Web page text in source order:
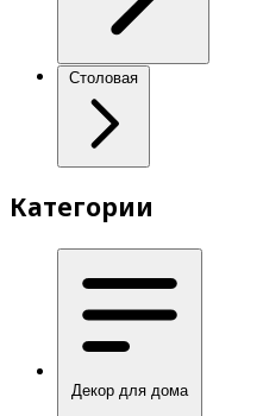
Столовая
Категории
Декор для дома